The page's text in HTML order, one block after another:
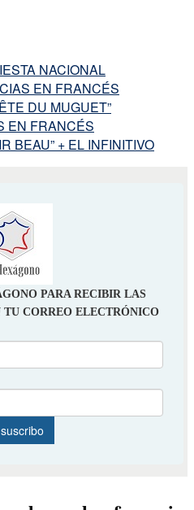
NACIONAL
EN FRANCÉS
DU MUGUET”
EN FRANCÉS
BEAU” + EL INFINITIVO